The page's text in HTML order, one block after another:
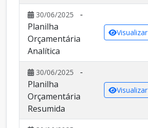
30/06/2025
-
Planilha
Orçamentária
Analítica
Visualizar
30/06/2025
-
Planilha
Orçamentária
Resumida
Visualizar